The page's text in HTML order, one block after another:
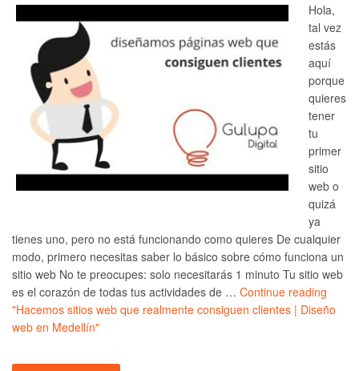
Hola,
tal vez
estás
aquí
porque
quieres
tener
tu
primer
sitio
web o
quizá
ya
tienes uno, pero no está funcionando como quieres De cualquier
modo, primero necesitas saber lo básico sobre cómo funciona un
sitio web No te preocupes: solo necesitarás 1 minuto Tu sitio web
es el corazón de todas tus actividades de … Continue reading
"Hacemos sitios web que realmente consiguen clientes | Diseño
web en Medellín"